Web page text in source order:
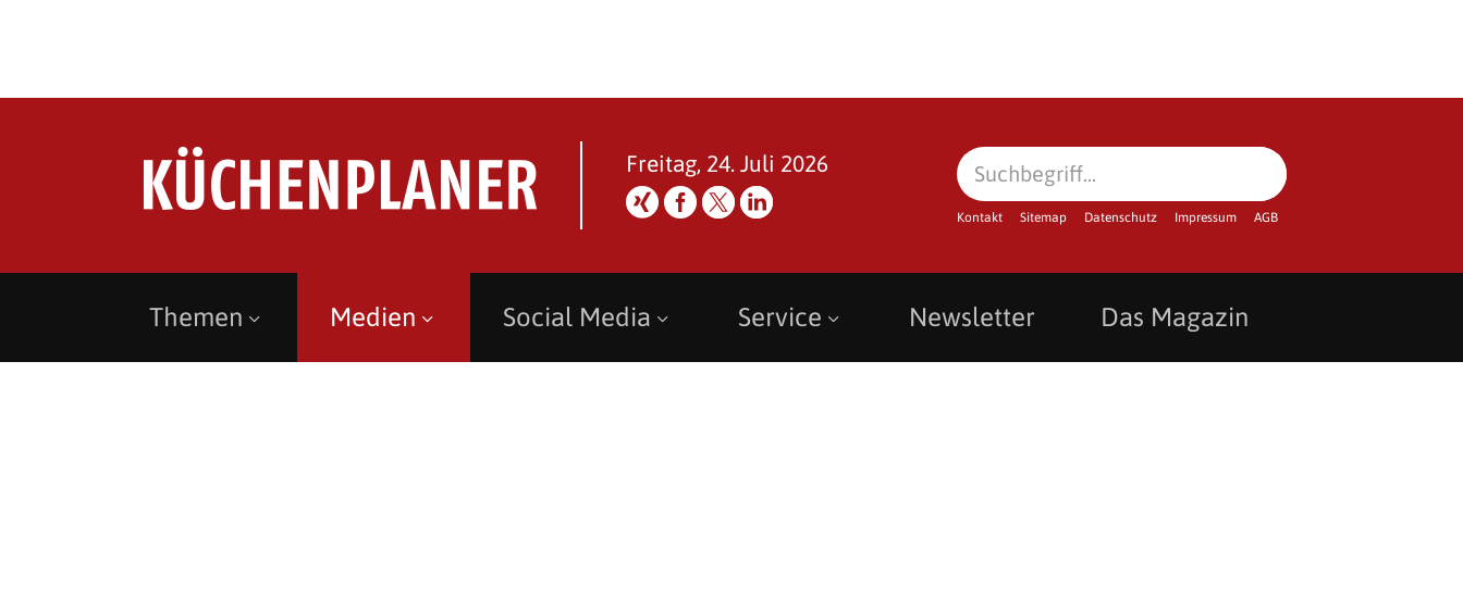
Freitag, 24. Juli 2026
Kontakt Sitemap Datenschutz Impressum AGB
Themen Medien Social Media Service Newsletter Das Magazin